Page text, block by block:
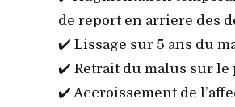
de report en arriere des
✔️ Lissage sur 5 ans du
✔️ Retrait du malus sur le
✔️ Accroissement de